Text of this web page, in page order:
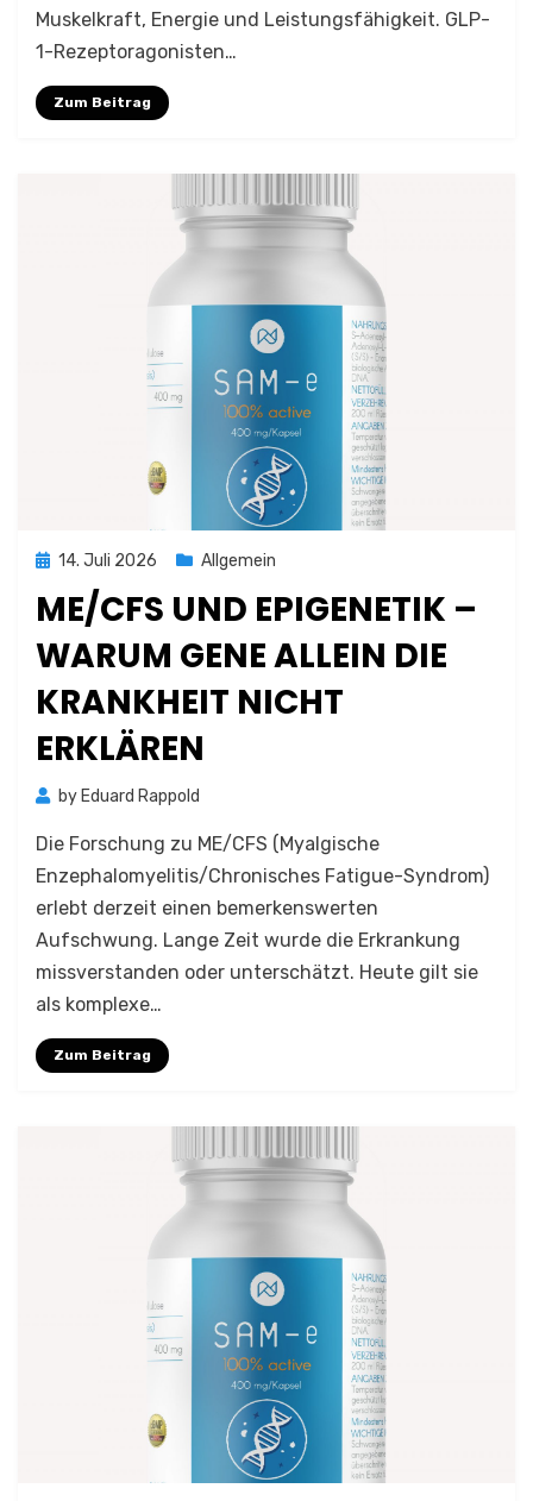
Muskelkraft, Energie und Leistungsfähigkeit. GLP-
1-Rezeptoragonisten…
Zum Beitrag
Posted
14. Juli 2026 Allgemein
ME/CFS UND EPIGENETIK –
WARUM GENE ALLEIN DIE
KRANKHEIT NICHT
ERKLÄREN
by Eduard Rappold
Die Forschung zu ME/CFS (Myalgische
Enzephalomyelitis/Chronisches Fatigue-Syndrom)
erlebt derzeit einen bemerkenswerten
Aufschwung. Lange Zeit wurde die Erkrankung
missverstanden oder unterschätzt. Heute gilt sie
als komplexe…
Zum Beitrag